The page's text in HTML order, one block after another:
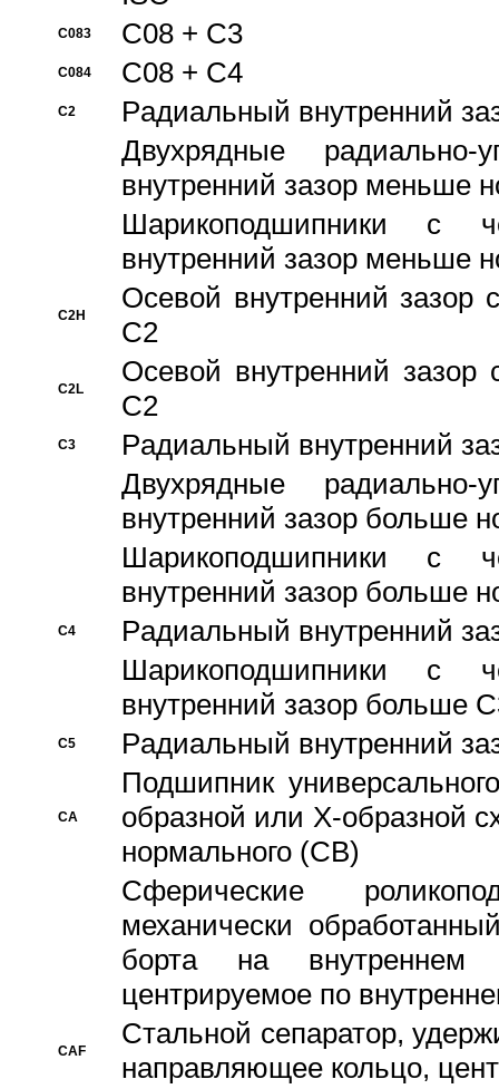
C083 C08 + C3
C084 C08 + C4
C2
Pадиальный внутренний
Двухрядные радиально-
внутренний зазор меньше
Шарикоподшипники с
внутренний зазор меньше
C2H
Осевой внутренний зазор
C2
C2L
Осевой внутренний зазор
C2
C3
Pадиальный внутренний
Двухрядные радиально-
внутренний зазор больше
Шарикоподшипники с
внутренний зазор больше
C4
Pадиальный внутренний
Шарикоподшипники с
внутренний зазор больше
C5 Pадиальный внутренний
CA
Подшипник
образной или Х-образной
нормального (CB)
Сферические
механически
борта на внутреннем
центрируемое по
CAF
Стальной сепаратор,
направляющее кольцо,